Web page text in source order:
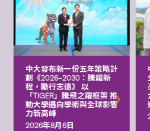
中大發布新一份五年策略計
劃《2026‒2030：騰躍新
程，勵行志遠》 以
「TIGER」騰飛之躍框架 推
動大學邁向學術與全球影響
力新高峰
2026年8月6日